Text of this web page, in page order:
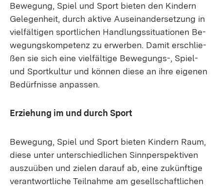
Be­we­gung, Spiel und Sport bie­ten den Kin­dern
Ge­le­gen­heit, durch ak­ti­ve Aus­ein­an­der­set­zung in
viel­fäl­ti­gen sport­li­chen Hand­lungs­si­tua­tio­nen Be­
we­gungs­kom­pe­tenz zu er­wer­ben. Da­mit er­schlie­
ßen sie sich ei­ne viel­fäl­ti­ge Be­we­gungs-, Spiel-
und Sport­kul­tur und kön­nen die­se an ih­re ei­ge­nen
Be­dürf­nis­se an­pas­sen.
Er­zie­hung im und durch Sport
Be­we­gung, Spiel und Sport bie­ten Kin­dern Raum,
die­se un­ter un­ter­schied­li­chen Sinn­per­spek­ti­ven
aus­zu­üben und zie­len dar­auf ab, ei­ne zu­künf­ti­ge
ver­ant­wort­li­che Teil­nah­me am ge­sell­schaft­li­chen